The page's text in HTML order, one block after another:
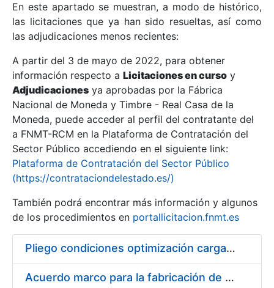
Mostrar/Ocultar
Mostrar/Ocultar
En este apartado se muestran, a modo de histórico,
las licitaciones que ya han sido resueltas, así como
las adjudicaciones menos recientes:
A partir del 3 de mayo de 2022, para obtener
información respecto a Licitaciones en curso y
Adjudicaciones ya aprobadas por la Fábrica
Nacional de Moneda y Timbre - Real Casa de la
Moneda, puede acceder al perfil del contratante del
a FNMT-RCM en la Plataforma de Contratación del
Sector Público accediendo en el siguiente link:
Plataforma de Contratación del Sector Público
(https://contrataciondelestado.es/)
También podrá encontrar más información y algunos
de los procedimientos en portallicitacion.fnmt.es
Pliego condiciones optimización cargas compras firmado
Acuerdo marco para la fabricación de piezas